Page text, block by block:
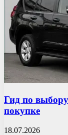
Гид по
покупке
18.07.2026